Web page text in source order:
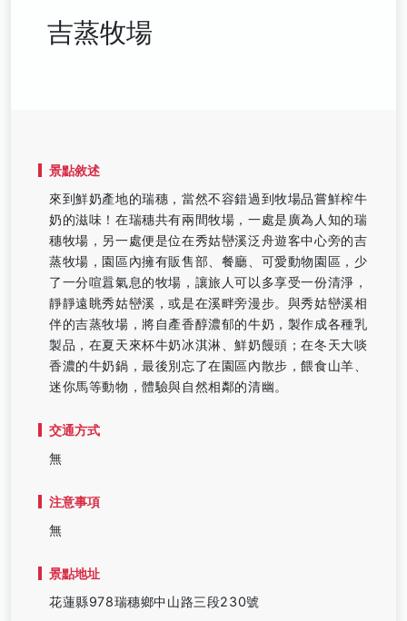
吉蒸牧場
景點敘述
來到鮮奶產地的瑞穗，當然不容錯過到牧場品嘗鮮榨牛
奶的滋味！在瑞穗共有兩間牧場，一處是廣為人知的瑞
穗牧場，另一處便是位在秀姑巒溪泛舟遊客中心旁的吉
蒸牧場，園區內擁有販售部、餐廳、可愛動物園區，少
了一分喧囂氣息的牧場，讓旅人可以多享受一份清淨，
靜靜遠眺秀姑巒溪，或是在溪畔旁漫步。與秀姑巒溪相
伴的吉蒸牧場，將自產香醇濃郁的牛奶，製作成各種乳
製品，在夏天來杯牛奶冰淇淋、鮮奶饅頭；在冬天大啖
香濃的牛奶鍋，最後別忘了在園區內散步，餵食山羊、
迷你馬等動物，體驗與自然相鄰的清幽。
交通方式
無
注意事項
無
景點地址
花蓮縣978瑞穗鄉中山路三段230號